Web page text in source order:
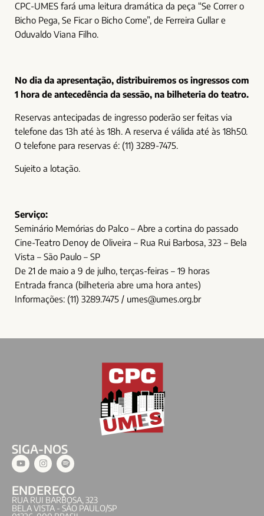
CPC-UMES fará uma leitura dramática da peça “Se Correr o
Bicho Pega, Se Ficar o Bicho Come”, de Ferreira Gullar e
Oduvaldo Viana Filho.
No dia da apresentação, distribuiremos os ingressos com
1 hora de antecedência da sessão, na bilheteria do teatro.
Reservas antecipadas de ingresso poderão ser feitas via
telefone das 13h até às 18h. A reserva é válida até às 18h50.
O telefone para reservas é: (11) 3289-7475.
Sujeito a lotação.
Serviço:
Seminário Memórias do Palco – Abre a cortina do passado
Cine-Teatro Denoy de Oliveira – Rua Rui Barbosa, 323 – Bela
Vista – São Paulo – SP
De 21 de maio a 9 de julho, terças-feiras – 19 horas
Entrada franca (bilheteria abre uma hora antes)
Informações: (11) 3289.7475 / umes@umes.org.br
SIGA-NOS
ENDEREÇO
RUA RUI BARBOSA, 323
BELA VISTA - SÃO PAULO/SP